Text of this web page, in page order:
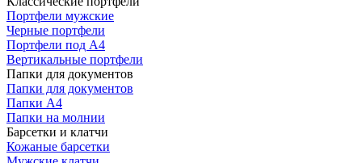
Портфели мужские
Черные портфели
Портфели под А4
Вертикальные портфели
Папки для документов
Папки для документов
Папки А4
Папки на молнии
Барсетки и клатчи
Кожаные барсетки